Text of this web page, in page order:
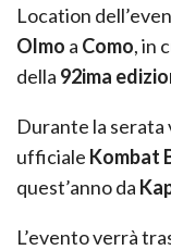
Location
Olmo a Como, in
della 92ima
Durante la
ufficiale Kombat
quest’anno da
L’evento verrà